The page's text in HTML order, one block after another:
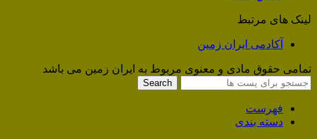
لینک های مرتبط
آکادمی ایران زمین
تمامی حقوق مادی و معنوی مربوط به ایران زمین می باشد
Search
فهرست
دسته بندی